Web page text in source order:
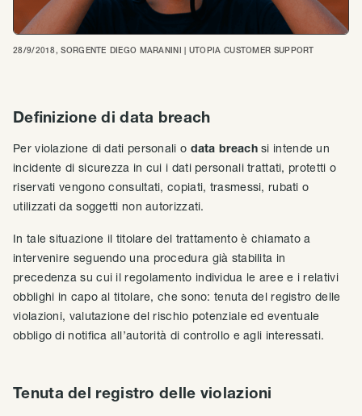
28/9/2018, SORGENTE DIEGO MARANINI | UTOPIA CUSTOMER SUPPORT
Definizione di data breach
Per violazione di dati personali o data breachsi intende un
incidente di sicurezza in cui i dati personali trattati, protetti o
riservati vengono consultati, copiati, trasmessi, rubati o
utilizzati da soggetti non autorizzati.
In tale situazione il titolare del trattamento è chiamato a
intervenire seguendo una procedura già stabilita in
precedenza su cui il regolamento individua le aree e i relativi
obblighi in capo al titolare, che sono: tenuta del registro delle
violazioni, valutazione del rischio potenziale ed eventuale
obbligo di notifica all’autorità di controllo e agli interessati.
Tenuta del registro delle violazioni